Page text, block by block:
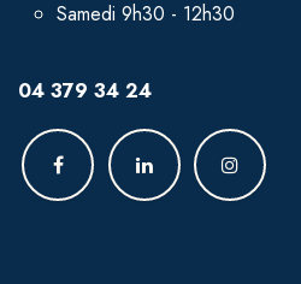
Samedi 9h30 - 12h30
04 379 34 24